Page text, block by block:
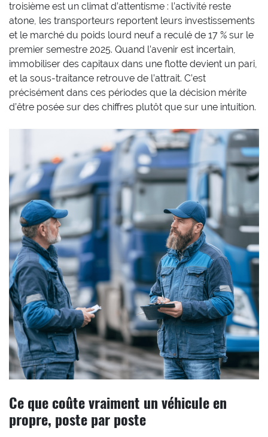
troisième est un climat d’attentisme : l’activité reste
atone, les transporteurs reportent leurs investissements
et le marché du poids lourd neuf a reculé de 17 % sur le
premier semestre 2025. Quand l’avenir est incertain,
immobiliser des capitaux dans une flotte devient un pari,
et la sous-traitance retrouve de l’attrait. C’est
précisément dans ces périodes que la décision mérite
d’être posée sur des chiffres plutôt que sur une intuition.
Ce que coûte vraiment un véhicule en
propre, poste par poste